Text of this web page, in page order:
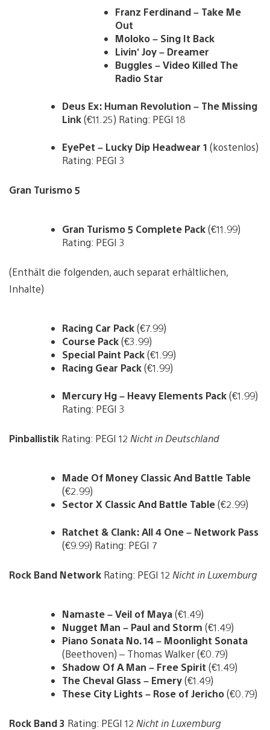
Franz Ferdinand – Take Me
Out
Moloko – Sing It Back
Livin‘ Joy – Dreamer
Buggles – Video Killed The
Radio Star
Deus Ex: Human Revolution – The Missing
Link(€11.25) Rating: PEGI 18
EyePet – Lucky Dip Headwear 1 (kostenlos)
Rating: PEGI 3
Gran Turismo 5
Gran Turismo 5 Complete Pack(€11.99)
Rating: PEGI 3
(Enthält die folgenden, auch separat erhältlichen,
Inhalte)
Racing Car Pack(€7.99)
Course Pack(€3.99)
Special Paint Pack(€1.99)
Racing Gear Pack(€1.99)
Mercury Hg – Heavy Elements Pack(€1.99)
Rating: PEGI 3
Pinballistik Rating: PEGI 12 Nicht in Deutschland
Made Of Money Classic And Battle Table
(€2.99)
Sector X Classic And Battle Table(€2.99)
Ratchet & Clank: All 4 One – Network Pass
(€9.99) Rating: PEGI 7
Rock Band Network Rating: PEGI 12 Nicht in Luxemburg
Namaste – Veil of Maya(€1.49)
Nugget Man – Paul and Storm (€1.49)
Piano Sonata No. 14 – Moonlight Sonata
(Beethoven) – Thomas Walker (€0.79)
Shadow Of A Man – Free Spirit (€1.49)
The Cheval Glass – Emery(€1.49)
These City Lights – Rose of Jericho(€0.79)
Rock Band 3 Rating: PEGI 12 Nicht in Luxemburg